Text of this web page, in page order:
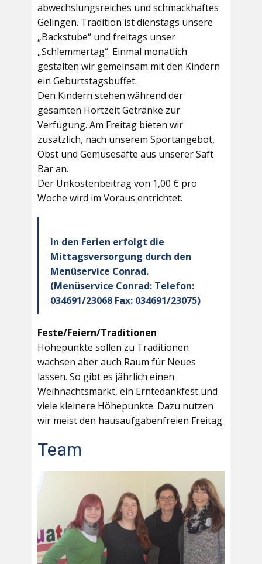
abwechslungsreiches und schmackhaftes
Gelingen. Tradition ist dienstags unsere
„Backstube“ und freitags unser
„Schlemmertag“. Einmal monatlich
gestalten wir gemeinsam mit den Kindern
ein Geburtstagsbuffet.
Den Kindern stehen während der
gesamten Hortzeit Getränke zur
Verfügung. Am Freitag bieten wir
zusätzlich, nach unserem Sportangebot,
Obst und Gemüsesäfte aus unserer Saft
Bar an.
Der Unkostenbeitrag von 1,00 € pro
Woche wird im Voraus entrichtet.
In den Ferien erfolgt die
Mittagsversorgung durch den
Menüservice Conrad.
(Menüservice Conrad: Telefon:
034691/23068 Fax: 034691/23075)
Feste/Feiern/Traditionen
Höhepunkte sollen zu Traditionen
wachsen aber auch Raum für Neues
lassen. So gibt es jährlich einen
Weihnachtsmarkt, ein Erntedankfest und
viele kleinere Höhepunkte. Dazu nutzen
wir meist den hausaufgabenfreien Freitag.
Team